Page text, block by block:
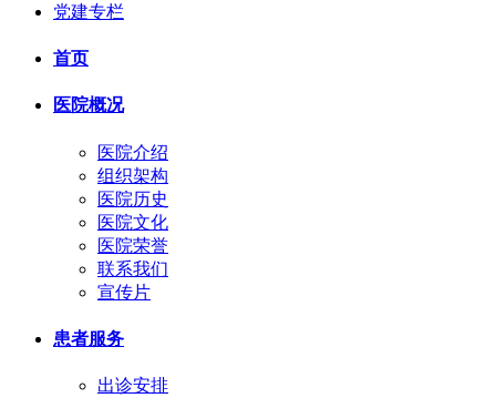
党建专栏
首页
医院概况
医院介绍
组织架构
医院历史
医院文化
医院荣誉
联系我们
宣传片
患者服务
出诊安排